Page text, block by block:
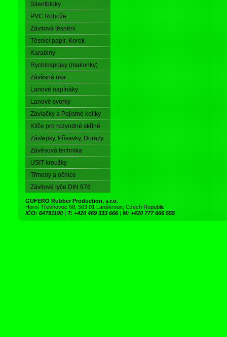
Silentbloky
PVC Rohože
Závitová těsnění
Těsnící papír, Korek
Karabiny
Rychlospojky (mailonky)
Závěsná oka
Lanové napínáky
Lanové svorky
Závlačky a Pojistné kolíky
Klíče pro rozvodné skříně
Záslepky, Přísavky, Dorazy
Závěsová technika
USIT-kroužky
Třmeny a očnice
Závitové tyče DIN 976
GUFERO Rubber Production, s.r.o.
Horní Třešňovec 68, 563 01 Lanškroun, Czech Republic
IČO: 64791190 | T: +420 469 333 666 | M: +420 777 666 555